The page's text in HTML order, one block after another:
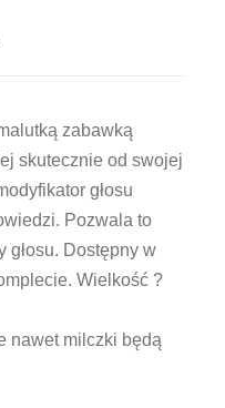
zabawką
skutecznie od swojej
głosu
Pozwala to
głosu. Dostępny w
Wielkość ?
nawet milczki będą